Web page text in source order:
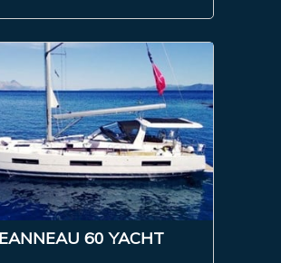
60 YACHT